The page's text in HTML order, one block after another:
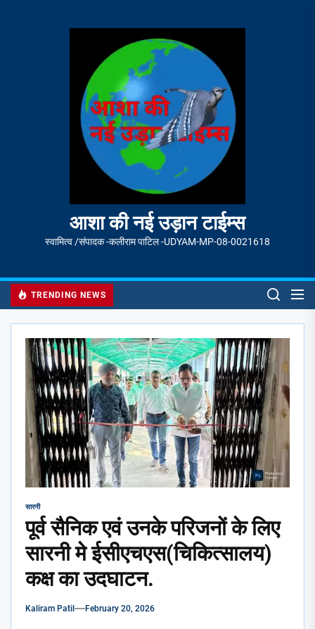
आशा की नई उड़ान टाईम्स
स्वामित्व /संपादक -कलीराम पाटिल -UDYAM-MP-08-0021618
TRENDING NEWS
सारनी
पूर्व सैनिक एवं उनके परिजनों के लिए
सारनी मे ईसीएचएस(चिकित्सालय)
कक्ष का उदघाटन.
Kaliram Patil February 20, 2026